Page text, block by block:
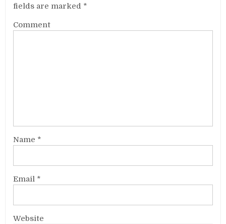
fields are marked *
Comment
Name *
Email *
Website